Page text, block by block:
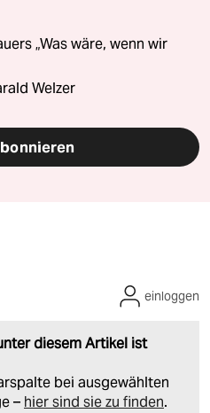
„Was wäre, wenn wir
Welzer
diesem Artikel ist
bei ausgewählten
– hier sind sie zu finden.
einloggen